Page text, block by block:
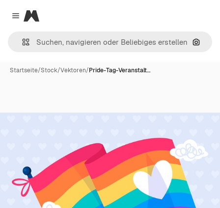
Close menu
Magnific
Nach
Startseite/Stock/Vektoren/Pride-Tag-Veranstalt…